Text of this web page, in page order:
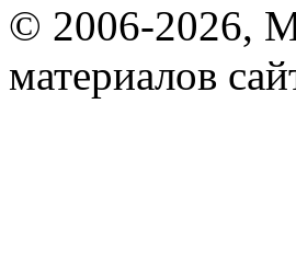
© 2006-2026,
материалов